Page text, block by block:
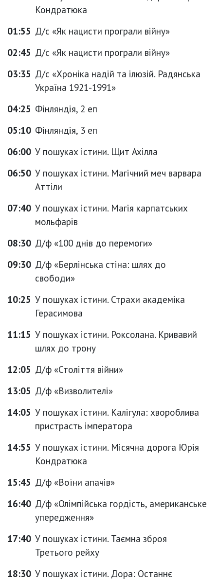
Кондратюка
01:55 Д/с «Як нацисти програли війну»
02:45 Д/с «Як нацисти програли війну»
03:35 Д/с «Хроніка надій та ілюзій. Радянська
Україна 1921-1991»
04:25 Фінляндія, 2 еп
05:10 Фінляндія, 3 еп
06:00 У пошуках істини. Щит Ахілла
06:50 У пошуках істини. Магічний меч варвара
Аттіли
07:40 У пошуках істини. Магія карпатських
мольфарів
08:30 Д/ф «100 днів до перемоги»
09:30 Д/ф «Берлінська стіна: шлях до
свободи»
10:25 У пошуках істини. Страхи академіка
Герасимова
11:15 У пошуках істини. Роксолана. Кривавий
шлях до трону
12:05 Д/ф «Століття війни»
13:05 Д/ф «Визволителі»
14:05 У пошуках істини. Калігула: хвороблива
пристрасть імператора
14:55 У пошуках істини. Місячна дорога Юрія
Кондратюка
15:45 Д/ф «Воїни апачів»
16:40 Д/ф «Олімпійська гордість, американське
упередження»
17:40 У пошуках істини. Таємна зброя
Третього рейху
18:30 У пошуках істини. Дора: Останнє